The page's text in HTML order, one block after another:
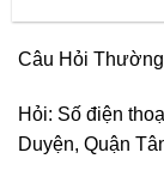
Câu Hỏi
Hỏi: Số điện
Duyện, Quận